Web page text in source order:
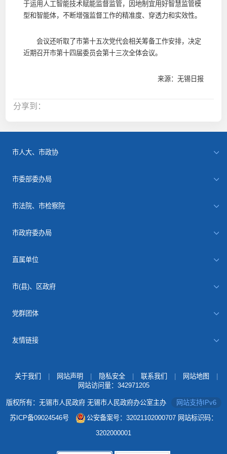
于运用人工智能技术赋能监督监管，因地制宜用好智慧监管模
型和智能体，不断增强监督工作的精准度、穿透力和实效性。
会议还听取了市第十五次党代会相关筹备工作安排，决定
近期召开市第十四届委员会第十三次全体会议。
来源：无锡日报
分享到：
市人大、市政协
市委部委办局
市法院、市检察院
市政府委办局
直属单位
市(县)、区政府
党群团体
友情链接
关于我们 | 网站声明 | 隐私安全 | 联系我们 | 网站地图
|
网站访问量： 342971205
版权所有：无锡市人民政府 无锡市人民政府办公室主办
网站支持IPv6
苏ICP备09024546号
公安备案号：32021102000707 网站标识码：
3202000001